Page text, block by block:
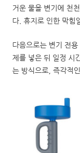
거운 물을 변기에 천
다. 휴지로 인한 막힘
다음으로는 변기 전
제를 넣은 뒤 일정 시
는 방식으로, 즉각적